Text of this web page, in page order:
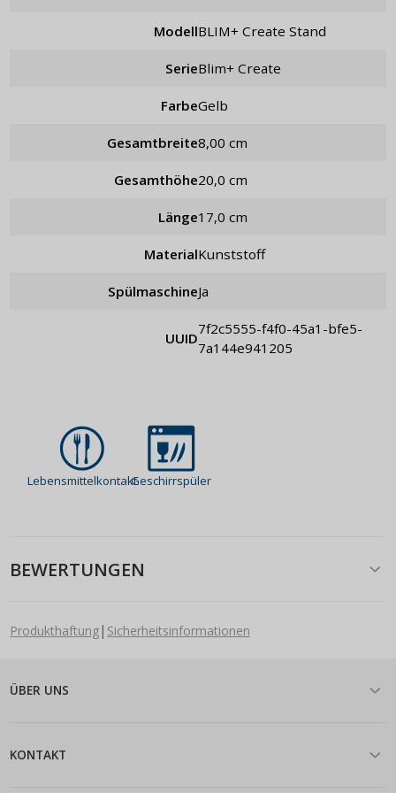
Modell BLIM+ Create Stand
Serie Blim+ Create
Farbe Gelb
Gesamtbreite 8,00 cm
Gesamthöhe 20,0 cm
Länge 17,0 cm
Material Kunststoff
Spülmaschine Ja
UUID
7f2c5555-f4f0-45a1-bfe5-
7a144e941205
LebensmittelkontaktGeschirrspüler
BEWERTUNGEN
Produkthaftung| Sicherheitsinformationen
ÜBER UNS
KONTAKT